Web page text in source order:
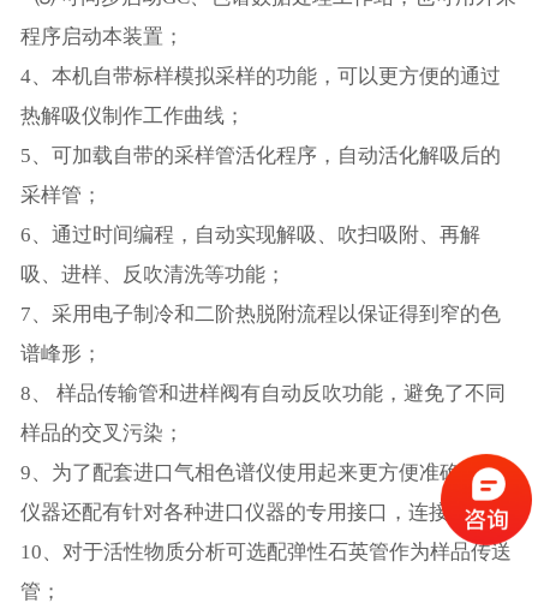
程序启动本装置；
4、本机自带标样模拟采样的功能，可以更方便的通过
热解吸仪制作工作曲线；
5、可加载自带的采样管活化程序，自动活化解吸后的
采样管；
6、通过时间编程，自动实现解吸、吹扫吸附、再解
吸、进样、反吹清洗等功能；
7、采用电子制冷和二阶热脱附流程以保证得到窄的色
谱峰形；
8、 样品传输管和进样阀有自动反吹功能，避免了不同
样品的交叉污染；
9、为了配套进口气相色谱仪使用起来更方便准确，本
仪器还配有针对各种进口仪器的专用接口，连接方便；
10、对于活性物质分析可选配弹性石英管作为样品传送
管；